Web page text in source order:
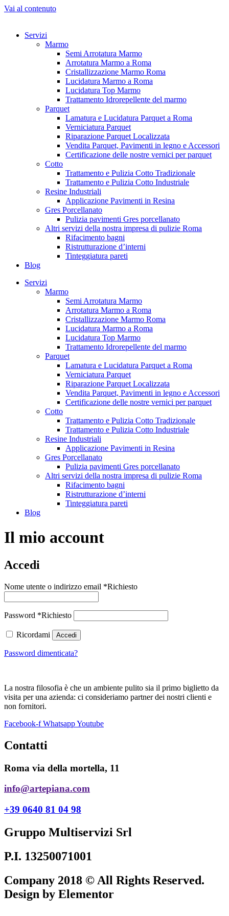
Vai al contenuto
Servizi
Marmo
Semi Arrotatura Marmo
Arrotatura Marmo a Roma
Cristallizzazione Marmo Roma
Lucidatura Marmo a Roma
Lucidatura Top Marmo
Trattamento Idrorepellente del marmo
Parquet
Lamatura e Lucidatura Parquet a Roma
Verniciatura Parquet
Riparazione Parquet Localizzata
Vendita Parquet, Pavimenti in legno e Accessori
Certificazione delle nostre vernici per parquet
Cotto
Trattamento e Pulizia Cotto Tradizionale
Trattamento e Pulizia Cotto Industriale
Resine Industriali
Applicazione Pavimenti in Resina
Gres Porcellanato
Pulizia pavimenti Gres porcellanato
Altri servizi della nostra impresa di pulizie Roma
Rifacimento bagni
Ristrutturazione d’interni
Tinteggiatura pareti
Blog
Servizi
Marmo
Semi Arrotatura Marmo
Arrotatura Marmo a Roma
Cristallizzazione Marmo Roma
Lucidatura Marmo a Roma
Lucidatura Top Marmo
Trattamento Idrorepellente del marmo
Parquet
Lamatura e Lucidatura Parquet a Roma
Verniciatura Parquet
Riparazione Parquet Localizzata
Vendita Parquet, Pavimenti in legno e Accessori
Certificazione delle nostre vernici per parquet
Cotto
Trattamento e Pulizia Cotto Tradizionale
Trattamento e Pulizia Cotto Industriale
Resine Industriali
Applicazione Pavimenti in Resina
Gres Porcellanato
Pulizia pavimenti Gres porcellanato
Altri servizi della nostra impresa di pulizie Roma
Rifacimento bagni
Ristrutturazione d’interni
Tinteggiatura pareti
Blog
Il mio account
Accedi
Nome utente o indirizzo email *Richiesto
Password *Richiesto
Ricordami Accedi
Password dimenticata?
La nostra filosofia è che un ambiente pulito sia il primo biglietto da
visita per una azienda: ci consideriamo partner dei nostri clienti e
non fornitori.
Facebook-f WhatsappYoutube
Contatti
Roma via della mortella, 11
info@artepiana.com
+39 0640 81 04 98
Gruppo Multiservizi Srl
P.I. 13250071001
Company 2018 © All Rights Reserved.
Design by Elementor